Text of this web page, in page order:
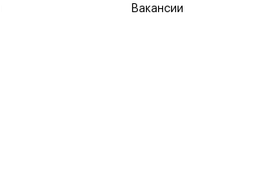
Вакансии